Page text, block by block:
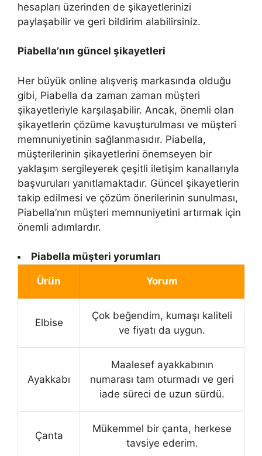
hesapları üzerinden de şikayetlerinizi
paylaşabilir ve geri bildirim alabilirsiniz.
Piabella’nın güncel şikayetleri
Her büyük online alışveriş markasında olduğu
gibi, Piabella da zaman zaman müşteri
şikayetleriyle karşılaşabilir. Ancak, önemli olan
şikayetlerin çözüme kavuşturulması ve müşteri
memnuniyetinin sağlanmasıdır. Piabella,
müşterilerinin şikayetlerini önemseyen bir
yaklaşım sergileyerek çeşitli iletişim kanallarıyla
başvuruları yanıtlamaktadır. Güncel şikayetlerin
takip edilmesi ve çözüm önerilerinin sunulması,
Piabella’nın müşteri memnuniyetini artırmak için
önemli adımlardır.
Piabella müşteri yorumları
Ürün Yorum
Elbise
Çok beğendim, kumaşı kaliteli
ve fiyatı da uygun.
Ayakkabı
Maalesef ayakkabının
numarası tam oturmadı ve geri
iade süreci de uzun sürdü.
Çanta
Mükemmel bir çanta, herkese
tavsiye ederim.